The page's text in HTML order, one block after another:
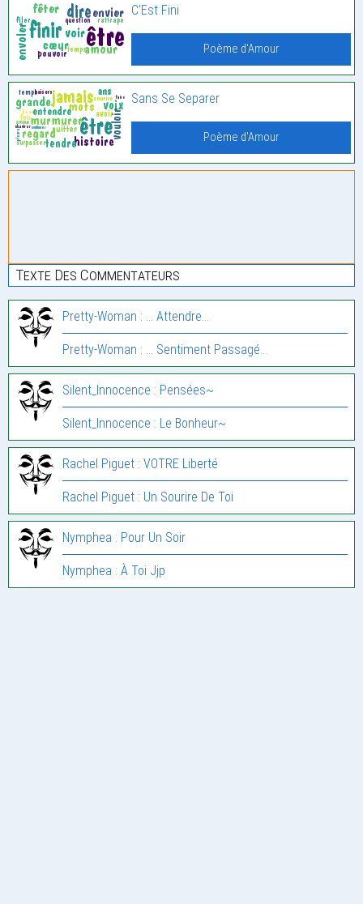
C’Est Fini
Poème d'Amour
Sans Se Separer
Poème d'Amour
Texte Des Commentateurs
Pretty-Woman : … Attendre…
Pretty-Woman : … Sentiment Passagé…
Silent_Innocence : Pensées~
Silent_Innocence : Le Bonheur~
Rachel Piguet : VOTRE Liberté
Rachel Piguet : Un Sourire De Toi
Nymphea : Pour Un Soir
Nymphea : À Toi Jjp